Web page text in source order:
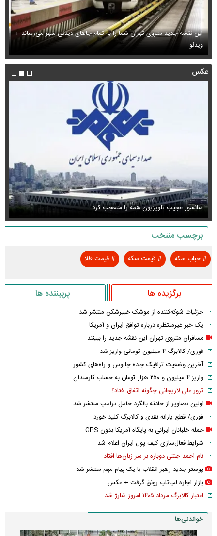
این نقشه جدید متروی تهران شما را به تمام جاهای دیدنی شهر می‌رساند +
ویدئو
عکس
سانسور عجیب تلویزیون همه را متعجب کرد
برچسب منتخب
#حباب سکه #قیمت سکه #قیمت طلا
برگزیده ها پربیننده ها
جزئیات شوکه‌کننده از موشک خیبرشکن منتشر شد
یک خبر غیرمنتظره درباره توافق ایران و آمریکا
مسافران متروی تهران این نقشه جدید را ببینند
فوری/ کالابرگ ۴ میلیون تومانی واریز شد
آخرین وضعیت ترافیک جاده چالوس و راه‌های کشور
واریز ۴ میلیون و ۲۵۰ هزار تومان به حساب کارمندان
ترور علی لاریجانی چگونه اتفاق افتاد؟
اولین تصاویر از حادثه بالگرد حامل ترامپ منتشر شد
فوری/ قطع یارانه نقدی و کالابرگ کلید خورد
حمله خلبانان ایرانی به پایگاه آمریکا بدون GPS
شرایط فعال‌سازی کیف پول ایران اعلام شد
نام احمد جنتی دوباره بر سر زبان‌ها افتاد
پوستر جدید رهبر انقلاب با یک پیام مهم منتشر شد
بازار اجاره لپ‌تاپ رونق گرفت + عکس
اعتبار کالابرگ مرداد ۱۴۰۵ امروز شارژ شد
خواندنی‌ها